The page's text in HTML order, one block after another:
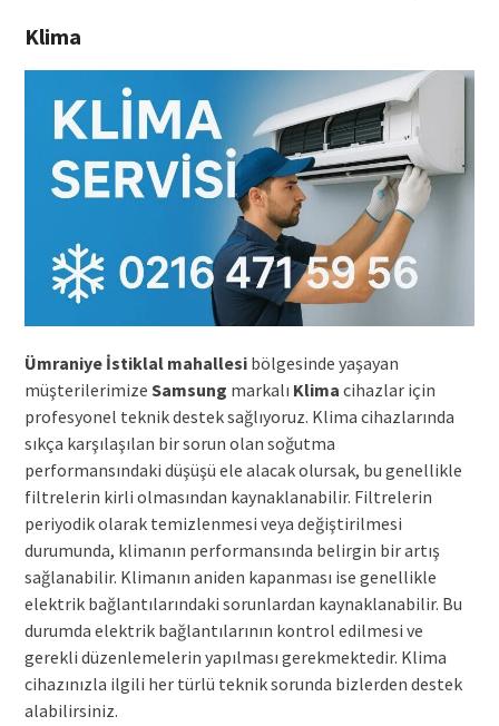
Klima
Ümraniye İstiklal mahallesibölgesinde yaşayan
müşterilerimize Samsung markalı Klima cihazlar için
profesyonel teknik destek sağlıyoruz. Klima cihazlarında
sıkça karşılaşılan bir sorun olan soğutma
performansındaki düşüşü ele alacak olursak, bu genellikle
filtrelerin kirli olmasından kaynaklanabilir. Filtrelerin
periyodik olarak temizlenmesi veya değiştirilmesi
durumunda, klimanın performansında belirgin bir artış
sağlanabilir. Klimanın aniden kapanması ise genellikle
elektrik bağlantılarındaki sorunlardan kaynaklanabilir. Bu
durumda elektrik bağlantılarının kontrol edilmesi ve
gerekli düzenlemelerin yapılması gerekmektedir. Klima
cihazınızla ilgili her türlü teknik sorunda bizlerden destek
alabilirsiniz.